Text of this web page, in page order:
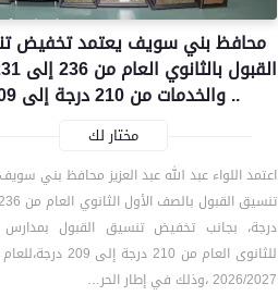
محافظ بني سويف يعتمد تخفيض
.. والخدمات من 210 درجة إلى 209
مختار لك
اعتمد اللواء عبد الله عبد العزيز محافظ بني
درجة، بجانب تخفيض تنسيق القبول بمدارس
للثانوى العام من 210 درجة
2026/2027 ،وذلك في إطار الحر…
بالثانوي العام من 236 إلى
درجة إلى 209
تموين الفيوم: ضبط سيارة
محملة بـ 260 كيلو لحوم
مفرومة غير صالحة